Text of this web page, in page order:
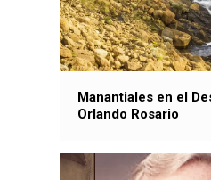
Manantiales en el
Orlando Rosario